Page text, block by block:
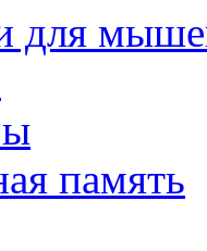
для
память